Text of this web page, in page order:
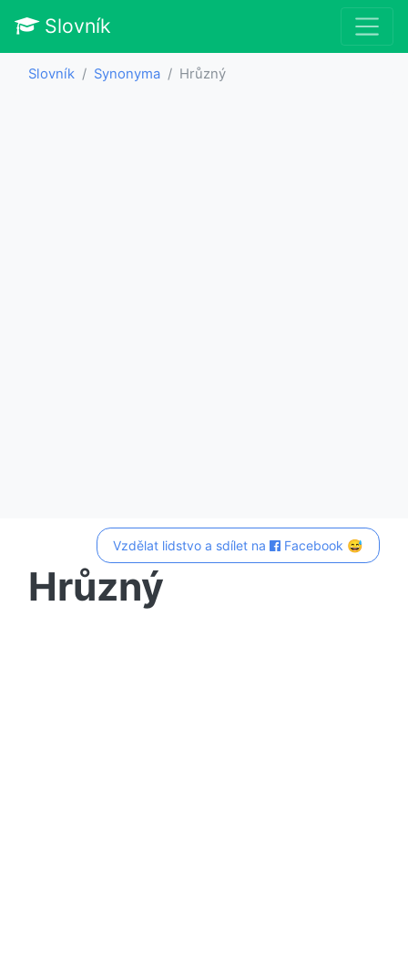
Slovník
Slovník Synonyma Hrůzný
Vzdělat lidstvo a sdílet na Facebook 😅
Hrůzný